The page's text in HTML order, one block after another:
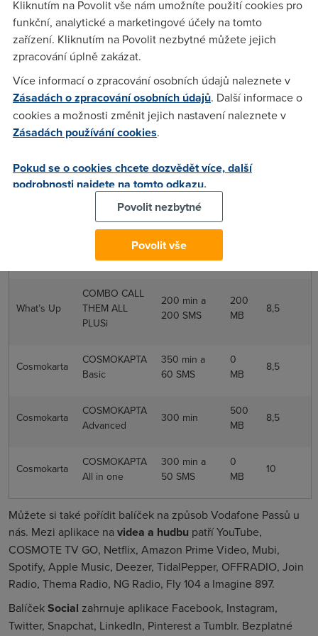
Up
Cosmokarta
a What’s
Up
GIGA WEEK
Cosmokarta
a What’s
Up
GIGA MONTH
What’s Up After Dark 0 min
10
MINI COMBO
CALL THEM
ALL
100 min
What’s Up
COMBO CALL
THEM ALL
PLUSi
200 min a
200 SMS
200
MB
8,5
Cosmokarta
COSMOKAPTA
Basic
350 min a
60 SMS
0
MB
8,5
Cosmokarta
COSMOKAPTA
Advanced
300 min
500
MB
8,5
Cosmokarta
COSMOKAPTA
All in one
300 min a
50 SMS
0
MB
10
Můžete si také pořídit balíček na způsob Vodafone Passů u
nás. Mezi aplikace navidea a hudbu patří YouTube,
COSMOTE TV GO, Netflix, Amazon Prime Video, Mubi,
Spotify, Apple Music, Deezer, TidalPepper, OFFRADIO, Join
Radio, Thema Radio, NG Radio, Fly 104 a Imagine 897.
BalíčekSocial zahrnuje aplikace Facebook, Instagram,
Twitter, Snapchat, LinkedIn, Pinterest a Tumblr. Bezplatné
Kliknutím na Povolit vše nám umožníte použití cookies pro
funkční, analytické a marketingové účely na tomto
zařízení. Kliknutím na Povolit nezbytné můžete jejich
zpracování úplně zakázat.
Více informací o zpracování osobních údajů naleznete v
Zásadách o zpracování osobních údajů. Další informace o
cookies a možnosti změnit jejich nastavení naleznete v
Zásadách používání cookies.
Pokud se o cookies chcete dozvědět více, další
podrobnosti najdete na tomto odkazu.
Povolit nezbytné
Povolit vše